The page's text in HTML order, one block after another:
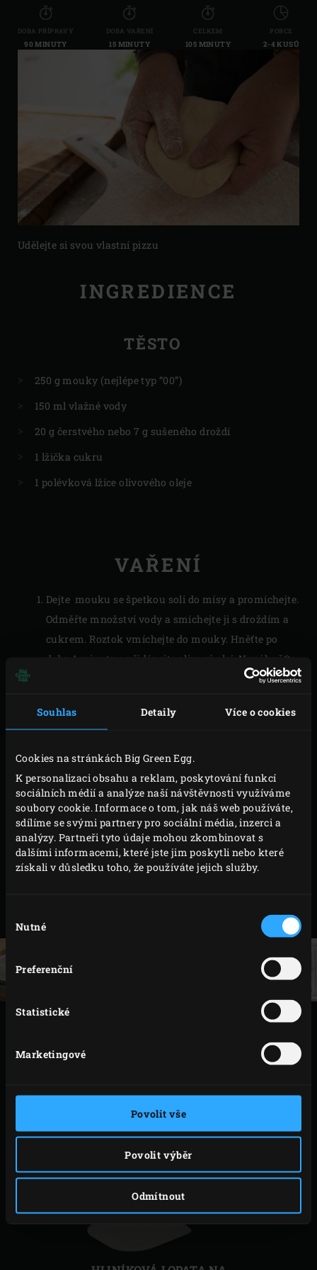
Souhlas Detaily Více o cookies
Cookies na stránkách Big Green Egg.
K personalizaci obsahu a reklam, poskytování funkcí
sociálních médií a analýze naší návštěvnosti využíváme
soubory cookie. Informace o tom, jak náš web používáte,
sdílíme se svými partnery pro sociální média, inzerci a
analýzy. Partneři tyto údaje mohou zkombinovat s
dalšími informacemi, které jste jim poskytli nebo které
získali v důsledku toho, že používáte jejich služby.
souhlasu
Nutné
Preferenční
Statistické
Marketingové
Povolit vše
Povolit výběr
Odmítnout
DOBA PŘÍPRAVY
90 MINUTY
DOBA VAŘENÍ
15 MINUTY
CELKEM
105 MINUTY
PORCE
2-4 KUSŮ
Udělejte si svou vlastní pizzu
INGREDIENCE
TĚSTO
250 g mouky (nejlépe typ “00”)
150 ml vlažné vody
20 g čerstvého nebo 7 g sušeného droždí
1 lžička cukru
1 polévková lžíce olivového oleje
VAŘENÍ
Dejte mouku se špetkou soli do mísy a promíchejte.
Odměřte množství vody a smíchejte ji s droždím a
cukrem. Roztok vmíchejte do mouky. Hněťte po
dobu 1 minuty a přidávejte olivový olej. Nyní hněťte
těsto důkladně po dobu alespoň 5 minut. To je
mísu čistou vlhkou utěrkou a nechte kynout po
Těsto rozdělte na dva stejné díly pro velkou pizza
základnu nebo do čtyř stejných dílů pro čtyři mini-
pizzy. Podložku na pizzu posypte trochou mouky a
těsto vyválejte válečkem na těsto. Můžete také
formovat těsto přímo na dřevěné pizza lopatce. V
tomto případě, posypte lopatku moukou, umístěte
těsto na lopatku a zploštťete těsto rukou od středu
PŘÍSLUŠENSTVÍ